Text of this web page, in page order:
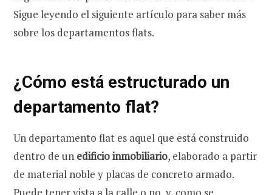
Sigue leyendo el siguiente artículo para saber más
sobre los departamentos flats.
¿Cómo está estructurado un
departamento flat?
Un departamento flat es aquel que está construido
dentro de un edificio inmobiliario, elaborado a partir
de material noble y placas de concreto armado.
Puede tener vista a la calle o no y, como se